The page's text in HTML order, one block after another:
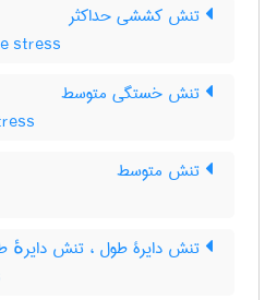
تنش کششی حداکثر
stress
تنش خستگی متوسط
تنش متوسط
تنش دایرۀ طول ، تنش دایرهٔ